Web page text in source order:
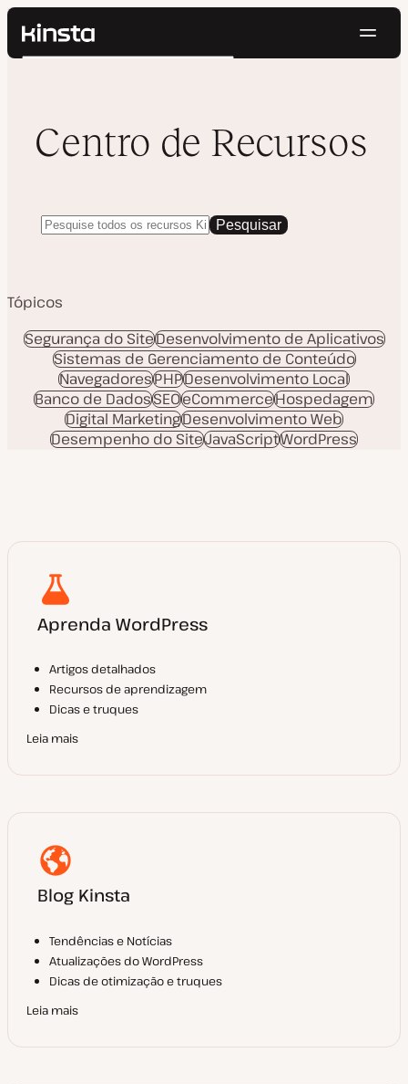
Kinsta®
Recursos
Pesquisar
Centro de Recursos
Pesquisar
Tópicos
Segurança do SiteDesenvolvimento de Aplicativos
Sistemas de Gerenciamento de Conteúdo
NavegadoresPHPDesenvolvimento Local
Banco de DadosSEOeCommerceHospedagem
Digital MarketingDesenvolvimento Web
Desempenho do SiteJavaScriptWordPress
Aprenda WordPress
Artigos detalhados
Recursos de aprendizagem
Dicas e truques
Leia mais
Blog Kinsta
Tendências e Notícias
Atualizações do WordPress
Dicas de otimização e truques
Leia mais